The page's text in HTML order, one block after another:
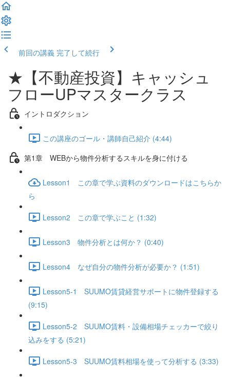
前回の講義 完了して続行
★【不動産投資】キャッシュ
フローUPマスタークラス
イントロダクション
この講座のゴール・講師自己紹介 (4:44)
第1章 WEBから物件分析するスキルを身に付ける
Lesson1 この章で学ぶ資料のダウンロードはこちらか
ら
Lesson2 この章で学ぶこと (1:32)
Lesson3 物件分析とは何か？ (0:40)
Lesson4 なぜ自分の物件分析が必要か？ (1:51)
Lesson5-1 SUUMO賃貸経営サポートに物件登録する
(9:15)
Lesson5-2 SUUMO賃料・設備相場チェッカーで絞り
込みをする (5:21)
Lesson5-3 SUUMO賃料相場を使って分析する (3:33)